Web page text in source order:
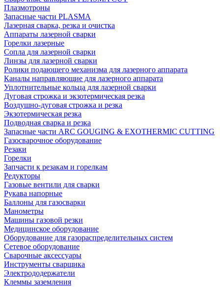
Плазмотроны
Запасные части PLASMA
Лазерная сварка, резка и очистка
Аппараты лазерной сварки
Горелки лазерные
Сопла для лазерной сварки
Линзы для лазерной сварки
Ролики подающего механизма для лазерного аппарата
Каналы направляющие для лазерного аппарата
Уплотнительные кольца для лазерной сварки
Дуговая строжка и экзотермическая резка
Воздушно-дуговая строжка и резка
Экзотермическая резка
Подводная сварка и резка
Запасные части ARC GOUGING & EXOTHERMIC CUTTING
Газосварочное оборудование
Резаки
Горелки
Запчасти к резакам и горелкам
Редукторы
Газовые вентили для сварки
Рукава напорные
Баллоны для газосварки
Манометры
Машины газовой резки
Медицинское оборудование
Оборудование для газораспределительных систем
Сетевое оборудование
Сварочные аксессуары
Инструменты сварщика
Электрододержатели
Клеммы заземления